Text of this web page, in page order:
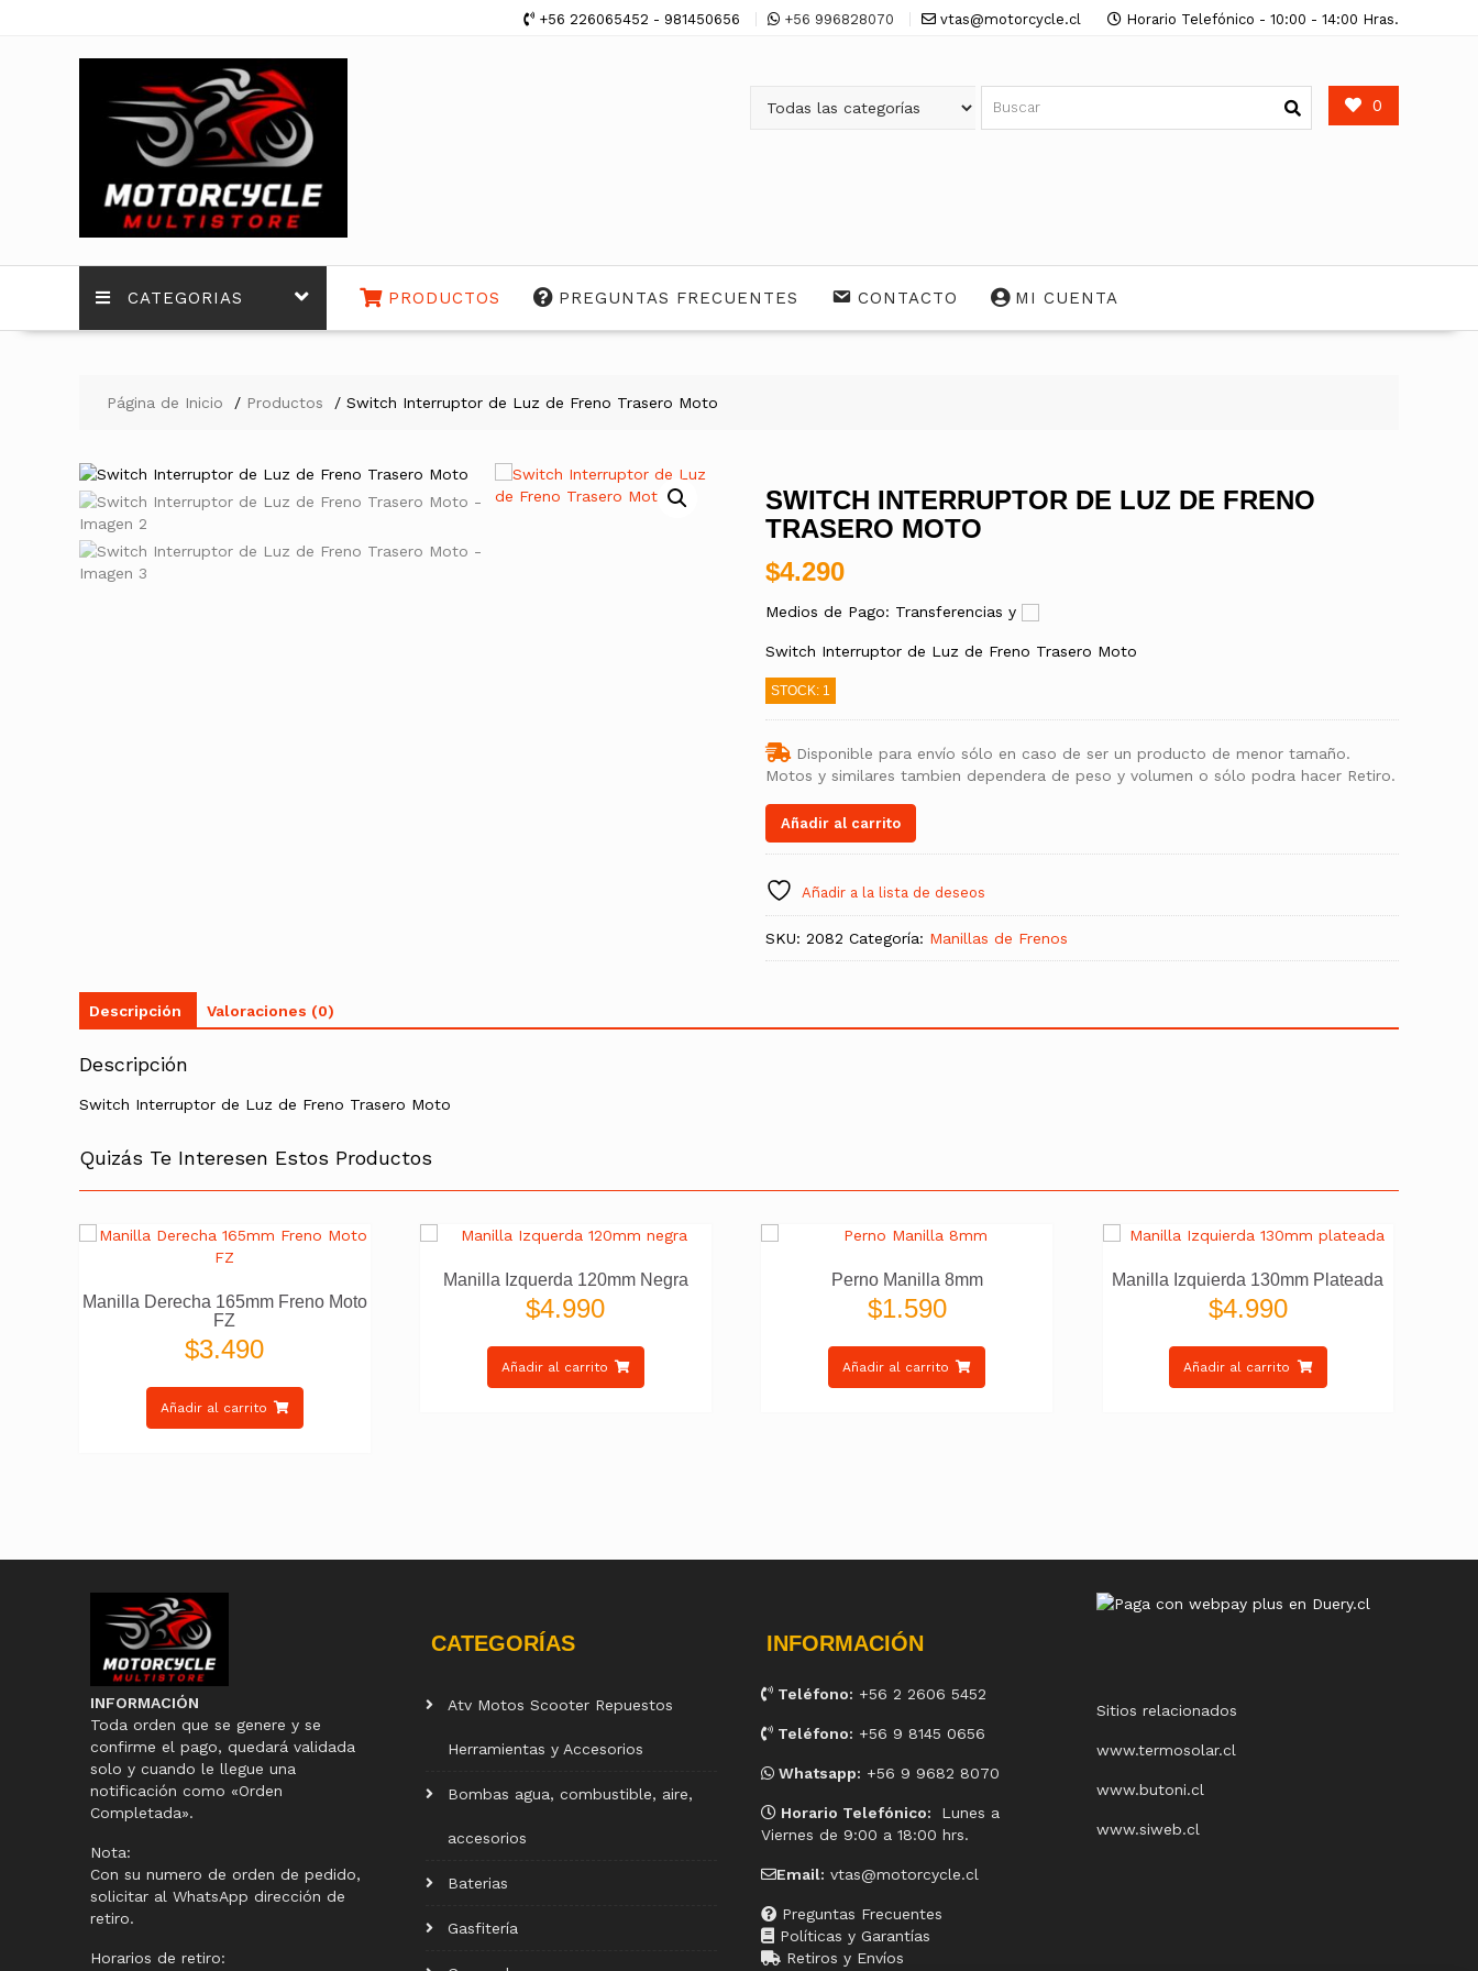
+56 226065452 - 981450656 +56 996828070 vtas@motorcycle.cl Horario Telefónico - 10:00 - 14:00 Hras.
0
CATEGORIAS PRODUCTOS PREGUNTAS FRECUENTES CONTACTO MI CUENTA
Página de Inicio Productos Switch Interruptor de Luz de Freno Trasero Moto
SWITCH INTERRUPTOR DE LUZ DE FRENO
TRASERO MOTO
$4.290
Medios de Pago: Transferencias y
Switch Interruptor de Luz de Freno Trasero Moto
STOCK: 1
Disponible para envío sólo en caso de ser un producto de menor tamaño.
Motos y similares tambien dependera de peso y volumen o sólo podra hacer Retiro.
Añadir al carrito
Añadir a la lista de deseos
SKU: 2082 Categoría: Manillas de Frenos
Descripción Valoraciones (0)
Descripción
Switch Interruptor de Luz de Freno Trasero Moto
Quizás Te Interesen Estos Productos
Manilla Derecha 165mm Freno Moto
FZ
$3.490
Añadir al carrito
Manilla Izquerda 120mm Negra
$4.990
Añadir al carrito
Perno Manilla 8mm
$1.590
Añadir al carrito
Manilla Izquierda 130mm Plateada
$4.990
Añadir al carrito
INFORMACIÓN
Toda orden que se genere y se
confirme el pago, quedará validada
solo y cuando le llegue una
notificación como «Orden
Completada».
Nota:
Con su numero de orden de pedido,
solicitar al WhatsApp dirección de
retiro.
Horarios de retiro:
CATEGORÍAS
Atv Motos Scooter Repuestos
Herramientas y Accesorios
Bombas agua, combustible, aire,
accesorios
Baterias
Gasfitería
INFORMACIÓN
Teléfono: +56 2 2606 5452
Teléfono: +56 9 8145 0656
Whatsapp: +56 9 9682 8070
Horario Telefónico:
Lunes a
Viernes de 9:00 a 18:00 hrs.
Email: vtas@motorcycle.cl
Preguntas Frecuentes
Políticas y Garantías
Retiros y Envíos
Sitios relacionados
www.termosolar.cl
www.butoni.cl
www.siweb.cl